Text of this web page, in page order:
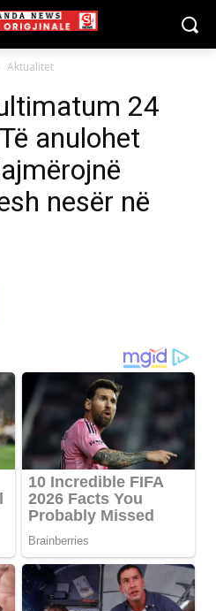
Aktualitet
24
anulohet
nesër në